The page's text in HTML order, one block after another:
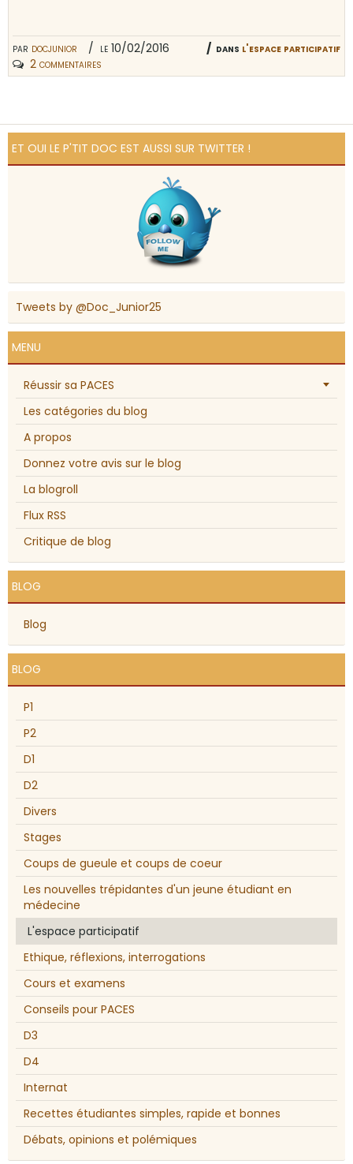
par docjunior le 10/02/2016 dans l'espace participatif
2 commentaires
ET OUI LE P'TIT DOC EST AUSSI SUR TWITTER !
Tweets by @Doc_Junior25
MENU
Réussir sa PACES
Les catégories du blog
A propos
Donnez votre avis sur le blog
La blogroll
Flux RSS
Critique de blog
BLOG
Blog
BLOG
P1
P2
D1
D2
Divers
Stages
Coups de gueule et coups de coeur
Les nouvelles trépidantes d'un jeune étudiant en
médecine
L'espace participatif
Ethique, réflexions, interrogations
Cours et examens
Conseils pour PACES
D3
D4
Internat
Recettes étudiantes simples, rapide et bonnes
Débats, opinions et polémiques